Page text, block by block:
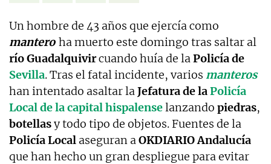
Un hombre de 43 años que ejercía como
mantero ha muerto este domingo tras saltar al
río Guadalquivircuando huía de laPolicía de
Sevilla. Tras el fatal incidente, varios manteros
han intentado asaltar laJefatura de laPolicía
Local de la capital hispalenselanzando piedras,
botellasy todo tipo de objetos. Fuentes de la
Policía Local aseguran aOKDIARIO Andalucía
que han hecho un gran despliegue para evitar